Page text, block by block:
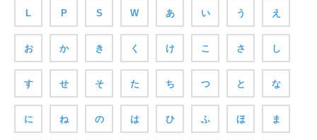
L P S W あ い う え
お か き く け こ さ し
す せ そ た ち つ と な
に ね の は ひ ふ ほ ま